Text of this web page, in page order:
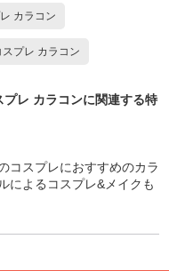
カラコン
プレ カラコン
プレ カラコンに関連する特
コスプレにおすすめのカラ
によるコスプレ&メイクも